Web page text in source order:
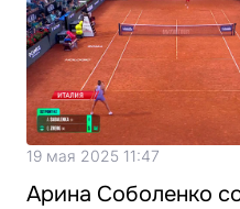
19 мая 2025 11:47
Арина Соболенко